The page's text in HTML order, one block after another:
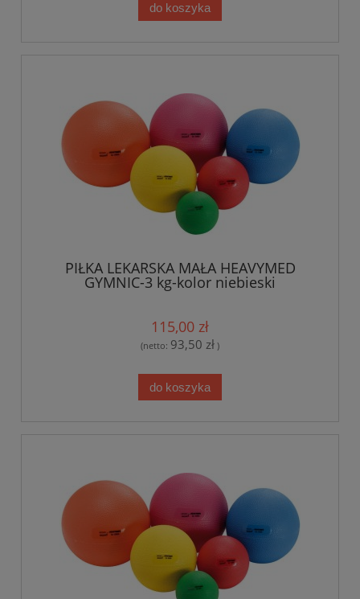
do koszyka
PIŁKA LEKARSKA MAŁA HEAVYMED
GYMNIC-3 kg-kolor niebieski
115,00 zł
(netto: 93,50 zł )
do koszyka